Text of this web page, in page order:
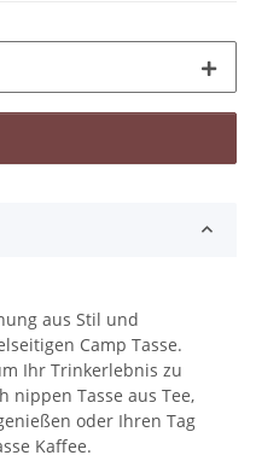
aus Stil und
Camp Tasse.
Ihr Trinkerlebnis zu
nippen Tasse aus Tee,
oder Ihren Tag
Kaffee.